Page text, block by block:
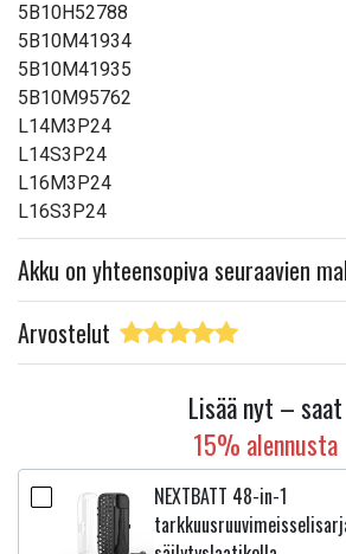
5B10H52788
5B10M41934
5B10M41935
5B10M95762
L14M3P24
L14S3P24
L16M3P24
L16S3P24
Akku on yhteensopiva seuraavien
Arvostelut
Lisää nyt – saat
15% alennusta
NEXTBATT 48-in-1